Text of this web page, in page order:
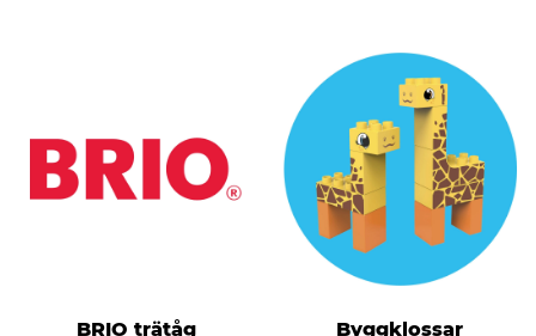
BRIO trätåg Byggklossar